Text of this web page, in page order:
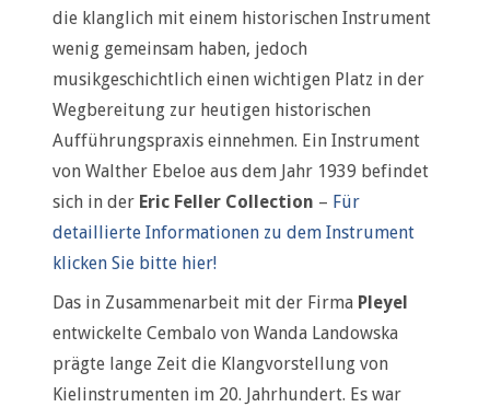
die klanglich mit einem historischen Instrument
wenig gemeinsam haben, jedoch
musikgeschichtlich einen wichtigen Platz in der
Wegbereitung zur heutigen historischen
Aufführungspraxis einnehmen. Ein Instrument
von Walther Ebeloe aus dem Jahr 1939 befindet
sich in der Eric Feller Collection – Für
detaillierte Informationen zu dem Instrument
klicken Sie bitte hier!
Das in Zusammenarbeit mit der Firma Pleyel
entwickelte Cembalo von Wanda Landowska
prägte lange Zeit die Klangvorstellung von
Kielinstrumenten im 20. Jahrhundert. Es war